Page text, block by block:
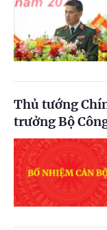
Thủ tướng
trưởng Bộ